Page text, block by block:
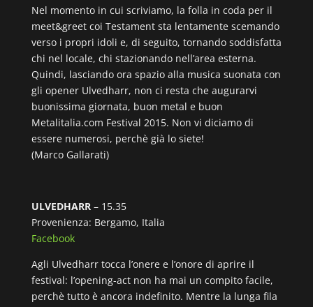
Nel momento in cui scriviamo, la folla in coda per il
meet&greet coi Testament sta lentamente scemando
verso i propri idoli e, di seguito, tornando soddisfatta
chi nel locale, chi stazionando nell’area esterna.
Quindi, lasciando ora spazio alla musica suonata con
gli opener Ulvedharr, non ci resta che augurarvi
buonissima giornata, buon metal e buon
Metalitalia.com Festival 2015. Non vi diciamo di
essere numerosi, perchè già lo siete!
(Marco Gallarati)
ULVEDHARR– 15.35
Provenienza: Bergamo, Italia
Facebook
Agli Ulvedharr tocca l’onere e l’onore di aprire il
festival: l’opening-act non ha mai un compito facile,
perchè tutto è ancora indefinito. Mentre la lunga fila